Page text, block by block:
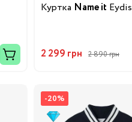
Куртка Name it Eydis
2 299 грн 2 890 грн
-20%